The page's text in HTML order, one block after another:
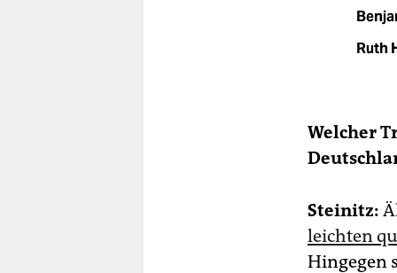
Ruth
Welcher
Steinitz:
leichten
Hingegen